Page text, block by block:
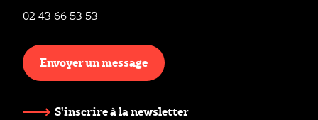
02 43 66 53 53
Envoyer un message
S'inscrire à la newsletter